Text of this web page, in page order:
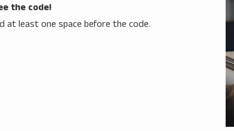
the code!
least one space before the code.